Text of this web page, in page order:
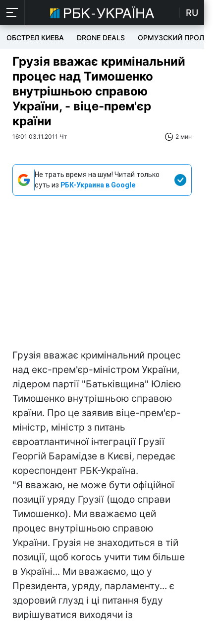
RU
ОБСТРЕЛ КИЕВА DRONE DEALS ОРМУЗСКИЙ ПРОЛИВ
Грузія вважає кримінальний
процес над Тимошенко
внутрішньою справою
України, - віце-прем'єр
країни
16:01 03.11.2011 Чт 2 мин
Не трать время на шум! Читай только
суть из РБК-Украина в Google
Грузія вважає кримінальний процес
над екс-прем'єр-міністром України,
лідером партії "Батьківщина" Юлією
Тимошенко внутрішньою справою
країни. Про це заявив віце-прем'єр-
міністр, міністр з питань
євроатлантичної інтеграції Грузії
Георгій Барамідзе в Києві, передає
кореспондент РБК-Україна.
"Я вважаю, не може бути офіційної
позиції уряду Грузії (щодо справи
Тимошенко). Ми вважаємо цей
процес внутрішньою справою
України. Грузія не знаходиться в тій
позиції, щоб когось учити тим більше
в Україні... Ми вважаємо, що у
Президента, уряду, парламенту... є
здоровий глузд і ці питання буду
вирішуватися виходячи із